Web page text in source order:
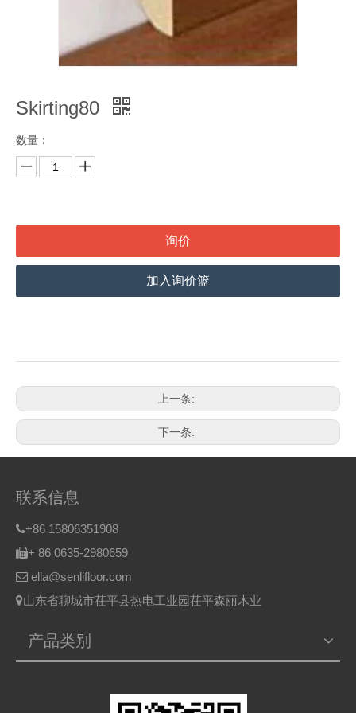
Skirting80
数量：
询价
加入询价篮
上一条:
下一条:
联系信息
+86 15806351908
+ 86 0635-2980659
 ella@senlifloor.com
山东省聊城市茌平县热电工业园茌平森丽木业
产品类别